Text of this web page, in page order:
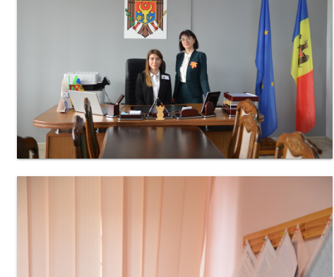
Transparență
rapoarte
de
activitate
Acte
Organizare